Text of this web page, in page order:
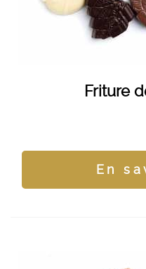
Friture
En